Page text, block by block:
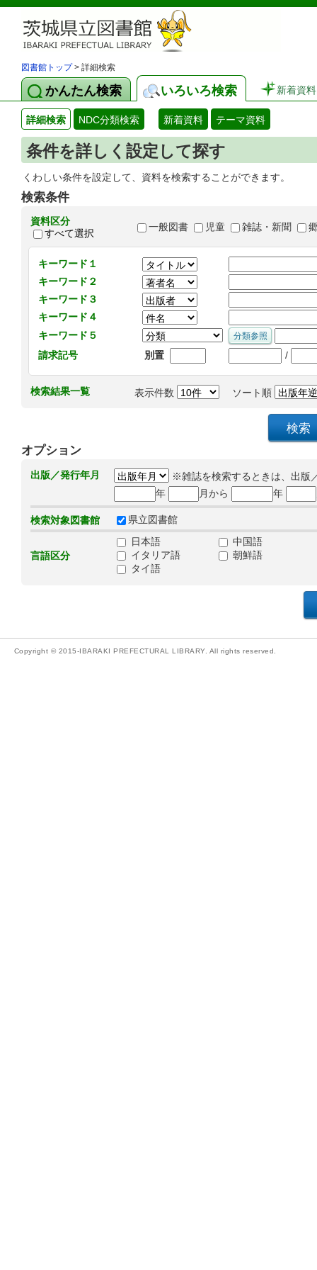
図書館トップ> 詳細検索
かんたん検索 いろいろ検索 新着資料
詳細検索 NDC分類検索 新着資料 テーマ資料
条件を詳しく設定して探す
くわしい条件を設定して、資料を検索することができます。
検索条件
資料区分
すべて選択
一般図書 児童 雑誌・新聞
キーワード１
キーワード２
キーワード３
キーワード４
キーワード５
請求記号
別置 /
検索結果一覧 表示件数 ソート順
オプション
出版／発行年月
※雑誌を検索するときは、出版
年
月から 年
検索対象図書館 県立図書館
言語区分
日本語
中国語
イタリア語
朝鮮語
タイ語
Copyright © 2015-IBARAKI PREFECTURAL LIBRARY. All rights reserved.